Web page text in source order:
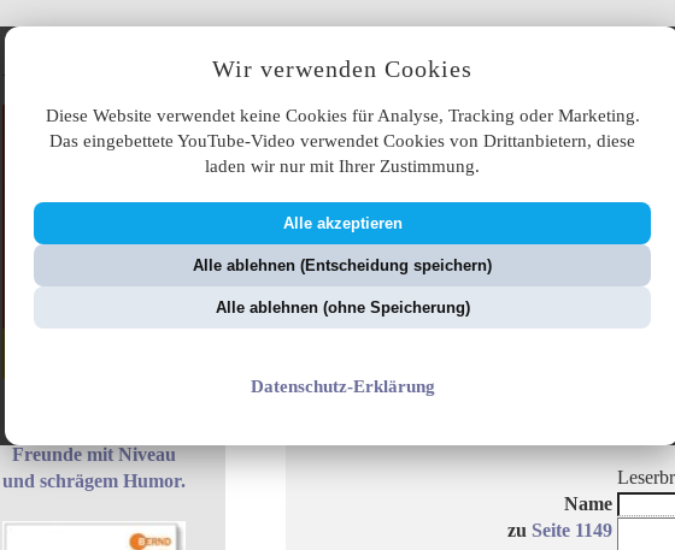
Wir verwenden Cookies
Diese Website verwendet keine Cookies für Analyse, Tracking oder Marketing.
Das eingebettete YouTube-Video verwendet Cookies von Drittanbietern, diese
laden wir nur mit Ihrer Zustimmung.
Alle akzeptieren
Alle ablehnen (Entscheidung speichern)
Alle ablehnen (ohne Speicherung)
Datenschutz-Erklärung
Angebote
Freunde mit Niveau
und schrägem Humor.
Vorherige Seite
Name
zu Seite 1149